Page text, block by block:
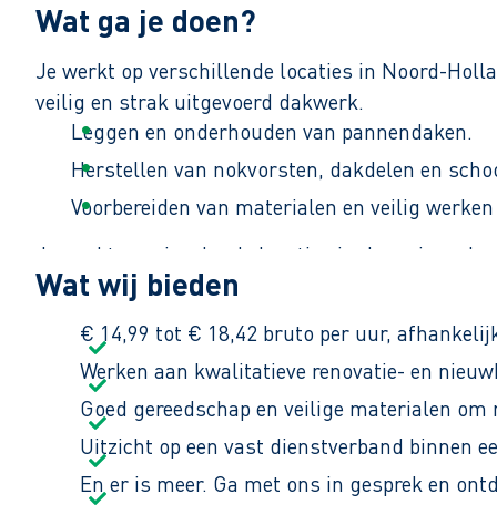
Wat ga je doen?
Je werkt op verschillende locaties in Noord-
veilig en strak uitgevoerd dakwerk.
Leggen en onderhouden van pannendaken.
Herstellen van nokvorsten, dakdelen en
Voorbereiden van materialen en veilig
Je werkt op wisselende locaties in de regio en
Wat wij bieden
€ 14,99 tot € 18,42 bruto per uur,
Werken aan kwalitatieve renovatie- en
Goed gereedschap en veilige materialen om
Uitzicht op een vast dienstverband binnen
En er is meer. Ga met ons in gesprek en